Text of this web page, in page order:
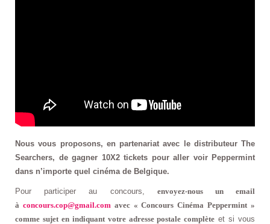
Nous vous proposons, en partenariat avec le distributeur The
Searchers, de gagner 10X2 tickets pour aller voir Peppermint
dans n’importe quel cinéma de Belgique.
Pour participer au concours, envoyez-nous un email
à concours.cop@gmail.com avec « Concours Cinéma Peppermint »
comme sujet en indiquant votre adresse postale complète et si vous